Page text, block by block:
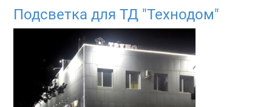
Подсветка для ТД "Технодом"